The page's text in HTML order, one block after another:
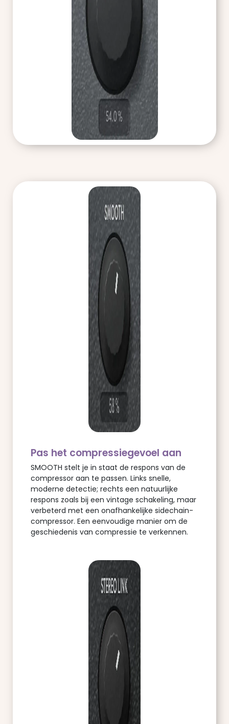
Pas het compressiegevoel aan
SMOOTH stelt je in staat de respons van de
compressor aan te passen. Links snelle,
moderne detectie; rechts een natuurlijke
respons zoals bij een vintage schakeling, maar
verbeterd met een onafhankelijke sidechain-
compressor. Een eenvoudige manier om de
geschiedenis van compressie te verkennen.